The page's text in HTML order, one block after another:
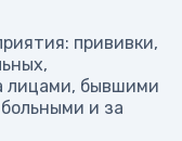
прививки,
лицами, бывшими
и за